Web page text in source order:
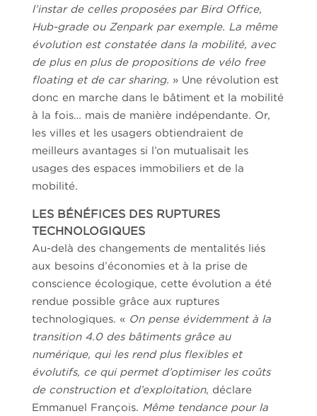
l’instar de celles proposées par Bird Office,
Hub-grade ou Zenpark par exemple. La même
évolution est constatée dans la mobilité, avec
de plus en plus de propositions de vélo free
floating et de car sharing. » Une révolution est
donc en marche dans le bâtiment et la mobilité
à la fois… mais de manière indépendante. Or,
les villes et les usagers obtiendraient de
meilleurs avantages si l’on mutualisait les
usages des espaces immobiliers et de la
mobilité.
LES BÉNÉFICES DES RUPTURES
TECHNOLOGIQUES
Au-delà des changements de mentalités liés
aux besoins d’économies et à la prise de
conscience écologique, cette évolution a été
rendue possible grâce aux ruptures
technologiques. « On pense évidemment à la
transition 4.0 des bâtiments grâce au
numérique, qui les rend plus flexibles et
évolutifs, ce qui permet d’optimiser les coûts
de construction et d’exploitation, déclare
Emmanuel François.
Même tendance pour la